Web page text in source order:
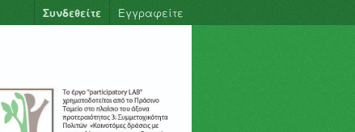
Συνδεθείτε Εγγραφείτε